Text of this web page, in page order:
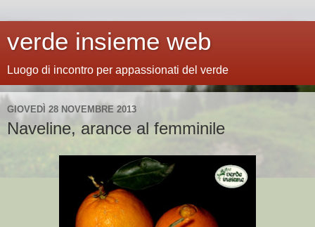
verde insieme web
Luogo di incontro per appassionati del verde
GIOVEDÌ 28 NOVEMBRE 2013
Naveline, arance al femminile